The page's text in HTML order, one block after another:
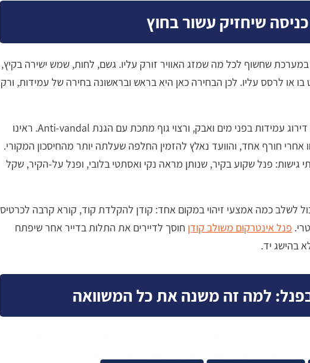
שיחזיק עשור בחוץ
שחשוף לכל מה שמזג האוויר זורק עליו. גשם, לחות, שמש ישירה בקיץ,
או לרסס עליו. לכן הבחירה כאן היא בראש ובראשונה בחירה של עמידות, ורק
פנל איכותי לבניין משותף צריך דירוג עמידות בפני מים ואבק, ורצוי גוף מתכת עם הגנת Anti-vandal. ראינו
חורף אחד, והוועד נאלץ להזמין החלפה שעלתה יותר מהחיסכון המקורי.
פנל שקוע בקיר, שנותן מראה נקי ואסתטי בלובי, ופנל על-הקיר, שקל
לשלב כמה אמצעי זיהוי במקום אחד: קודן להקלדת קוד, קורא קרבה לכרטיס
פנל אינטרקום משולב קודן חוסך לדיירים את התלות בדייר אחר שיפתח
בהישג יד.
למה זה משנה את כל המשוואה